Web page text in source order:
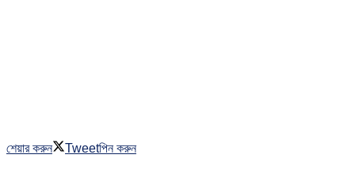
শেয়ার করুন Tweetপিন করুন